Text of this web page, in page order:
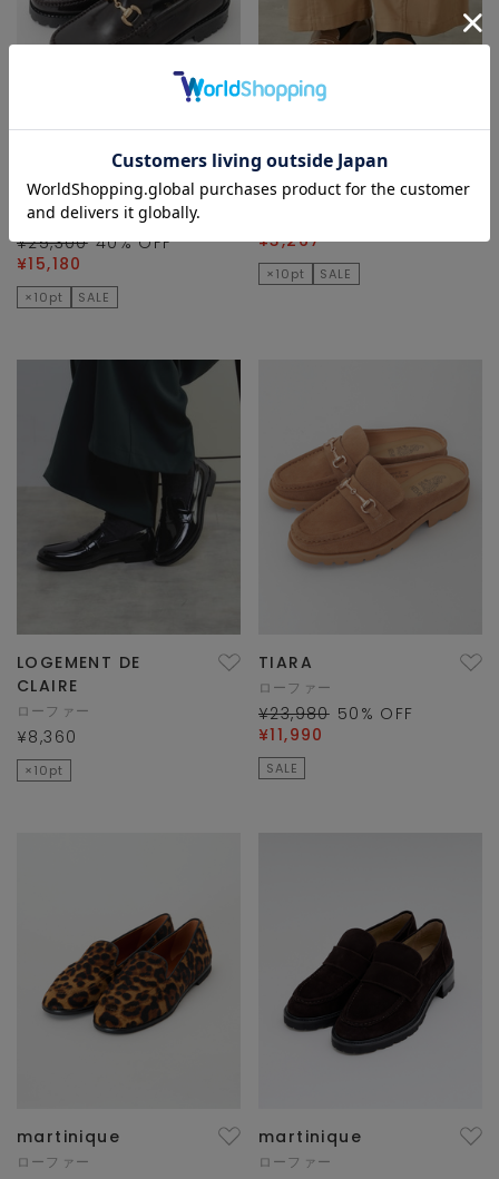
LOGEMENT DE
CLAIRE
ローファー
¥25,300 40% OFF
¥15,180
×10pt SALE
MELROSE CLAIRE
ローファー
¥3,267
×10pt SALE
LOGEMENT DE
CLAIRE
ローファー
¥8,360
×10pt
TIARA
ローファー
¥23,980 50 % OFF
¥11,990
SALE
martinique
ローファー
martinique
ローファー